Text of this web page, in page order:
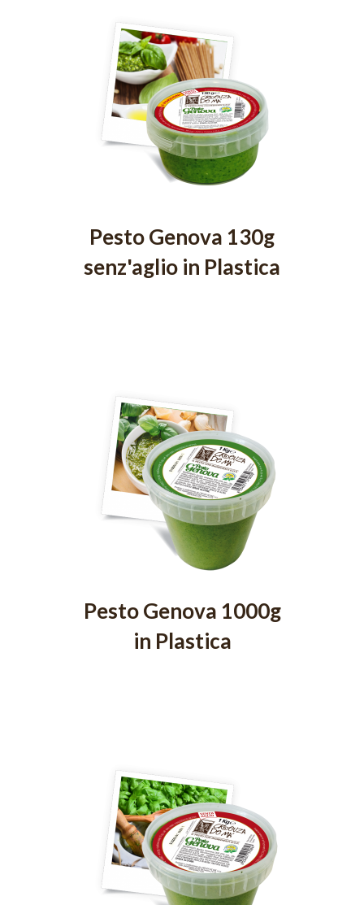
Pesto Genova 130g
senz'aglio in Plastica
Pesto Genova 1000g
in Plastica